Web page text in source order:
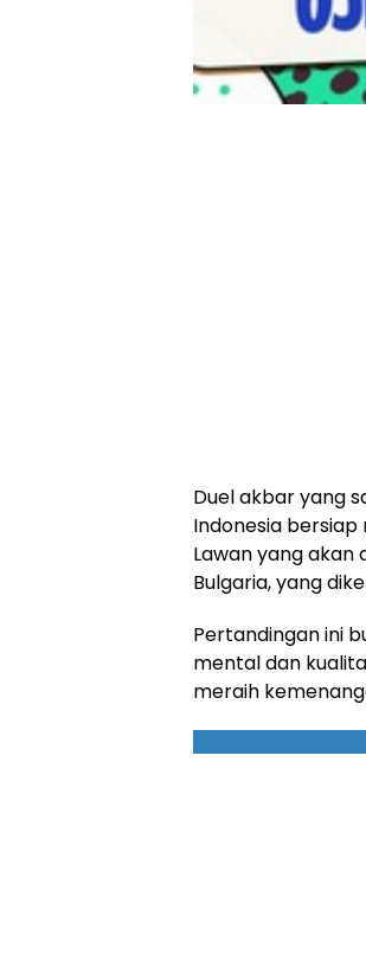
Duel akbar yang
Indonesia bersiap
Lawan yang akan
Bulgaria, yang
Pertandingan ini
mental dan
meraih